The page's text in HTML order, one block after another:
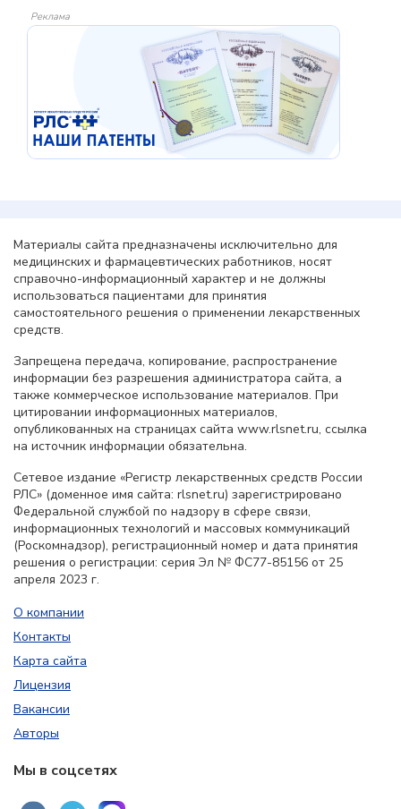
Реклама
Материалы сайта предназначены исключительно для
медицинских и фармацевтических работников, носят
справочно-информационный характер и не должны
использоваться пациентами для принятия
самостоятельного решения о применении лекарственных
средств.
Запрещена передача, копирование, распространение
информации без разрешения администратора сайта, а
также коммерческое использование материалов. При
цитировании информационных материалов,
опубликованных на страницах сайта www.rlsnet.ru, ссылка
на источник информации обязательна.
Сетевое издание «Регистр лекарственных средств России
РЛС» (доменное имя сайта: rlsnet.ru) зарегистрировано
Федеральной службой по надзору в сфере связи,
информационных технологий и массовых коммуникаций
(Роскомнадзор), регистрационный номер и дата принятия
решения о регистрации: серия Эл № ФС77-85156 от 25
апреля 2023 г.
О компании
Контакты
Карта сайта
Лицензия
Вакансии
Авторы
Мы в соцсетях